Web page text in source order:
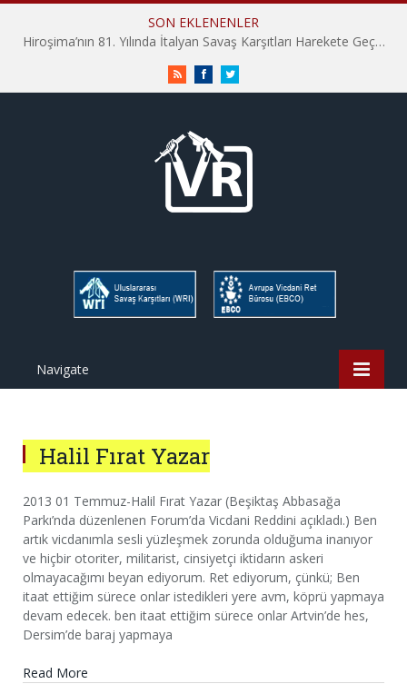
SON EKLENENLER
Hiroşima’nın 81. Yılında İtalyan Savaş Karşıtları Harekete Geçti: “Hatırlamak yeterli değil”
RSS FacebookTwitter
Navigate
Halil Fırat Yazar
2013 01 Temmuz-Halil Fırat Yazar (Beşiktaş Abbasağa
Parkı’nda düzenlenen Forum’da Vicdani Reddini açıkladı.) Ben
artık vicdanımla sesli yüzleşmek zorunda olduğuma inanıyor
ve hiçbir otoriter, militarist, cinsiyetçi iktidarın askeri
olmayacağımı beyan ediyorum. Ret ediyorum, çünkü; Ben
itaat ettiğim sürece onlar istedikleri yere avm, köprü yapmaya
devam edecek. ben itaat ettiğim sürece onlar Artvin’de hes,
Dersim’de baraj yapmaya
Read More